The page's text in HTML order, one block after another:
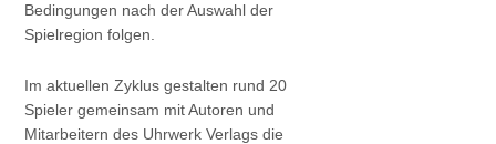
Bedingungen nach der Auswahl der
Spielregion folgen.
Im aktuellen Zyklus gestalten rund 20
Spieler gemeinsam mit Autoren und
Mitarbeitern des Uhrwerk Verlags die